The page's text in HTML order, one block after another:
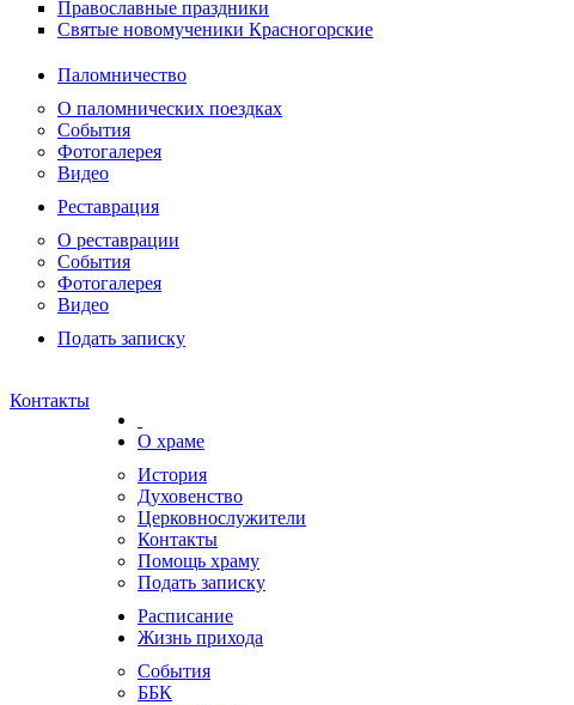
Православные праздники
Святые новомученики Красногорские
Паломничество
О паломнических поездках
События
Фотогалерея
Видео
Реставрация
О реставрации
События
Фотогалерея
Видео
Подать записку
Контакты
О храме
История
Духовенство
Церковнослужители
Контакты
Помощь храму
Подать записку
Расписание
Жизнь прихода
События
ББК